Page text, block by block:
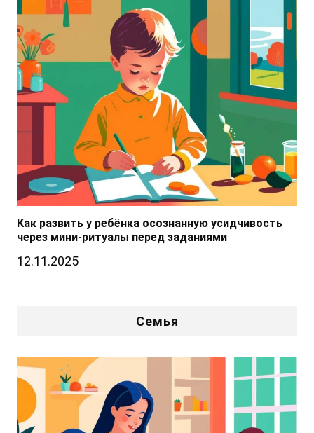
Как развить у ребёнка осознанную усидчивость
через мини-ритуалы перед заданиями
12.11.2025
Семья